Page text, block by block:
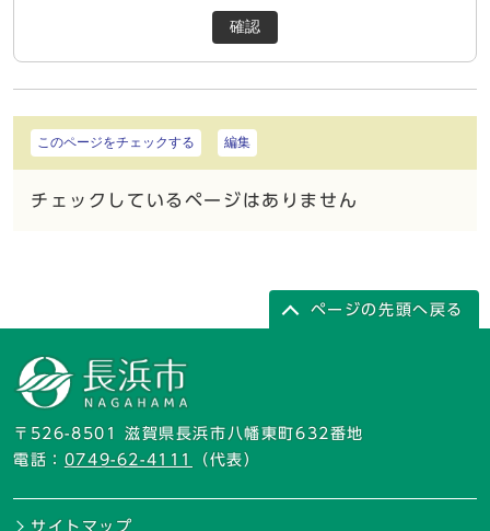
確認
このページをチェックする 編集
チェックしているページはありません
ページの先頭へ戻る
〒526-8501 滋賀県長浜市八幡東町632番地
電話： 0749-62-4111 （代表）
サイトマップ